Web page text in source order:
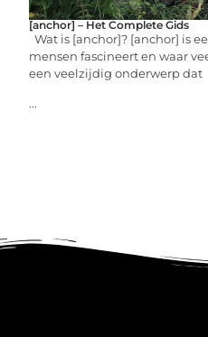
[anchor] – Het Complete Gids
Wat is [anchor]? [anchor] is
mensen fascineert en waar
een veelzijdig onderwerp dat
...